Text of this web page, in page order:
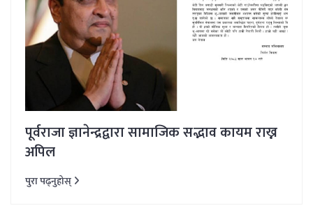
पूर्वराजा ज्ञानेन्द्रद्वारा सामाजिक सद्भाव कायम राख्न
अपिल
पुरा पढ्नुहोस्